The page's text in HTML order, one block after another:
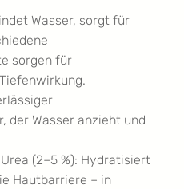
Wasser, sorgt für
sorgen für
der Wasser anzieht und
(2–5 %): Hydratisiert
Hautbarriere – in